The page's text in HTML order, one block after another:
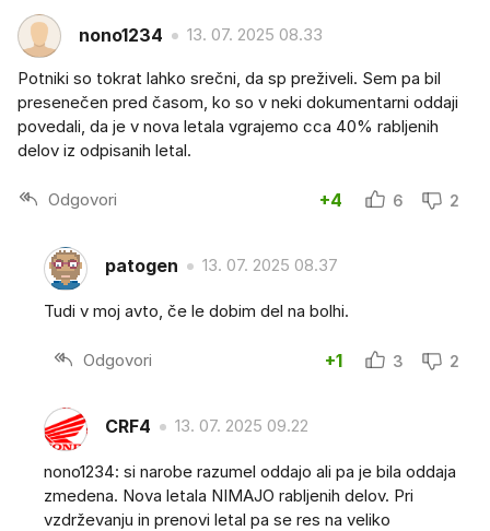
nono1234 13. 07. 2025 08.33
Potniki so tokrat lahko srečni, da sp preživeli. Sem pa bil
presenečen pred časom, ko so v neki dokumentarni oddaji
povedali, da je v nova letala vgrajemo cca 40% rabljenih
delov iz odpisanih letal.
Odgovori +4 6 2
patogen 13. 07. 2025 08.37
Tudi v moj avto, če le dobim del na bolhi.
Odgovori +1 3 2
CRF4 13. 07. 2025 09.22
nono1234: si narobe razumel oddajo ali pa je bila oddaja
zmedena. Nova letala NIMAJO rabljenih delov. Pri
vzdrževanju in prenovi letal pa se res na veliko